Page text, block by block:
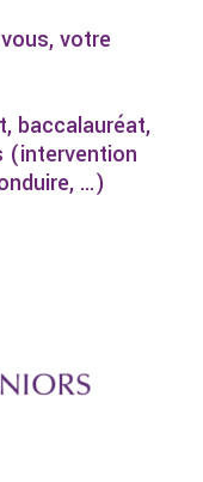
votre
baccalauréat,
(intervention
…)